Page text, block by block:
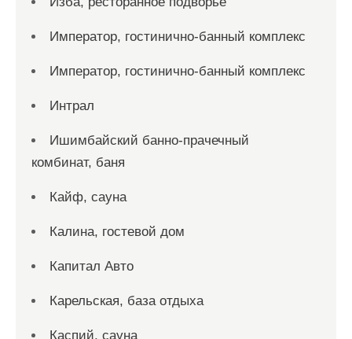
Император, гостинично-банный комплекс
Император, гостинично-банный комплекс
Интрал
Ишимбайский банно-прачечный
комбинат, баня
Кайф, сауна
Калина, гостевой дом
Капитал Авто
Карельская, база отдыха
Каспий, сауна